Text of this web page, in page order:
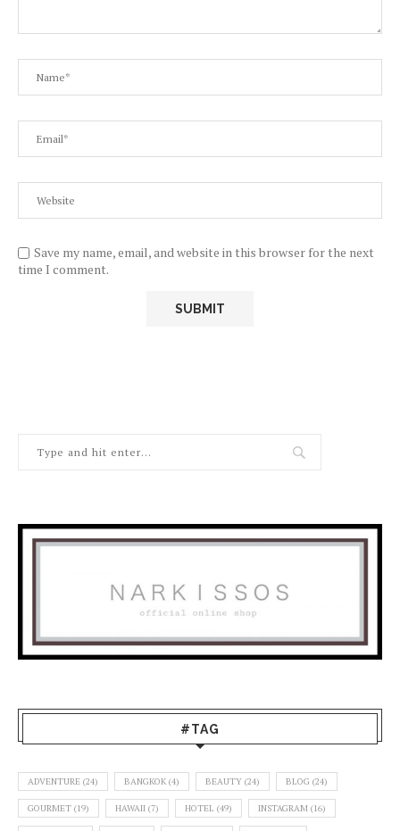
Save my name, email, and website in this browser for the next
time I comment.
#TAG
ADVENTURE (24) BANGKOK (4) BEAUTY (24) BLOG (24)
GOURMET (19) HAWAII (7) HOTEL (49) INSTAGRAM (16)